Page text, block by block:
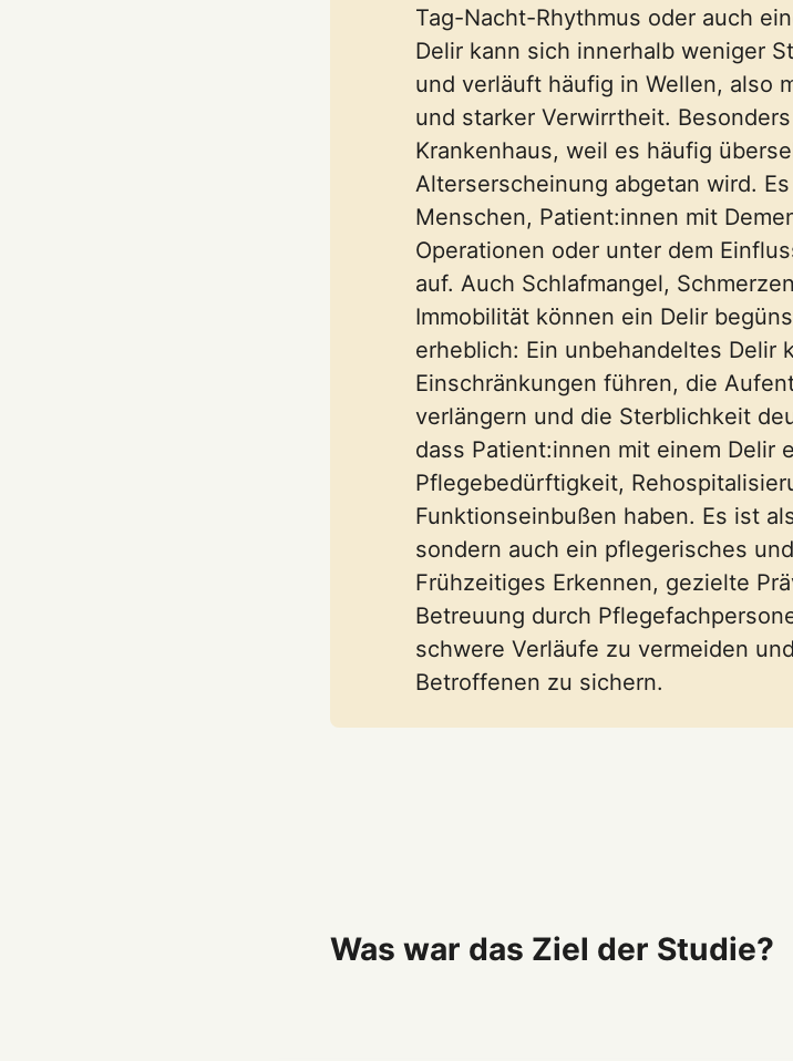
Tag-Nacht-Rhythmus oder auch
Delir kann sich innerhalb weniger
und verläuft häufig in Wellen, also
und starker Verwirrtheit.
Krankenhaus, weil es häufig
Alterserscheinung abgetan wird.
Menschen, Patient:innen mit
Operationen oder unter dem
auf. Auch Schlafmangel,
Immobilität können ein Delir
erheblich: Ein unbehandeltes Delir
Einschränkungen führen, die
verlängern und die Sterblichkeit
dass Patient:innen mit einem Delir
Pflegebedürftigkeit,
Funktionseinbußen haben. Es ist
sondern auch ein pflegerisches
Frühzeitiges Erkennen, gezielte
Betreuung durch
schwere Verläufe zu vermeiden
Betroffenen zu sichern.
Was war das Ziel der Studie?